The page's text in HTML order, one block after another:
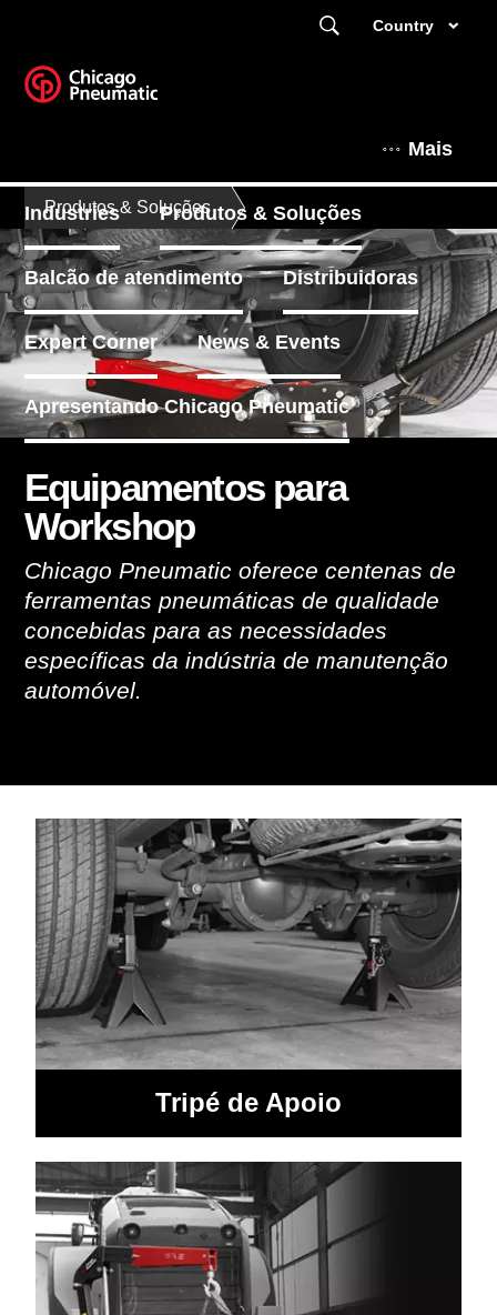
Country
Mais
Industries Produtos & Soluções
Balcão de atendimento Distribuidoras
Expert Corner News & Events
Apresentando Chicago Pneumatic
Produtos & Soluções
Equipamentos para
Workshop
Chicago Pneumatic oferece centenas de
ferramentas pneumáticas de qualidade
concebidas para as necessidades
específicas da indústria de manutenção
automóvel.
Tripé de Apoio